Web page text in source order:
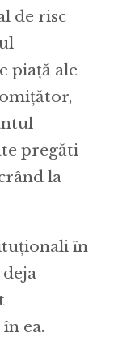
de risc
piață ale
pregăti
la
în
ea.